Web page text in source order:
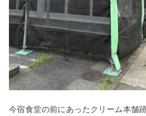
今宿食堂の前にあったクリーム本舗